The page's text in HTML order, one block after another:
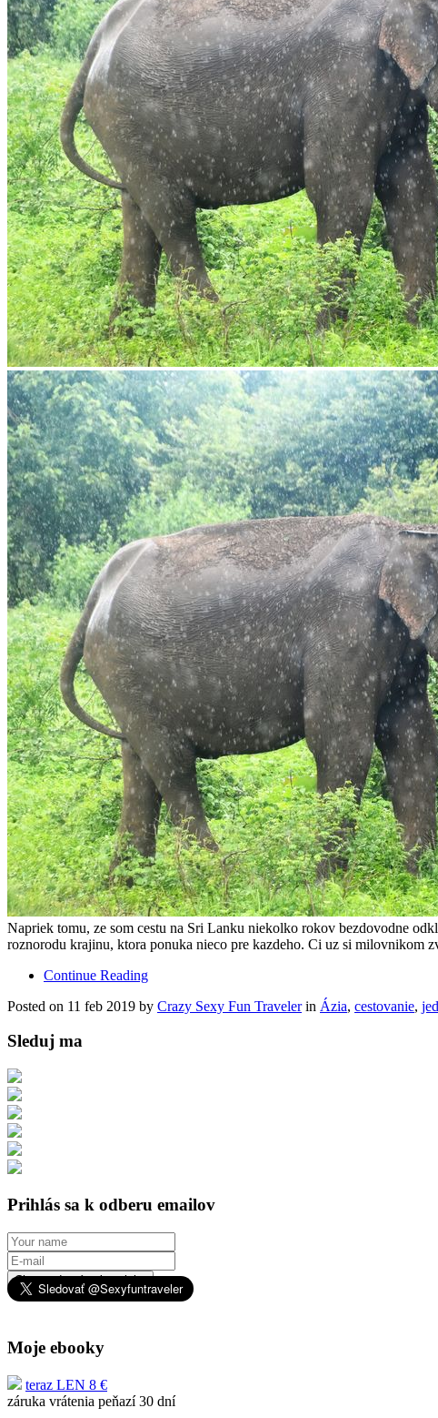
Napriek tomu, ze som cestu na Sri Lanku niekolko rokov bezdovodne
roznorodu krajinu, ktora ponuka nieco pre kazdeho. Ci uz si
Continue Reading
Posted on 11 feb 2019 by Crazy Sexy Fun Travelerin Ázia, cestovanie,
Sleduj ma
Prihlás sa k odberu emailov
Chcem dostávať novinky
Moje ebooky
teraz LEN 8 €
záruka vrátenia peňazí 30 dní